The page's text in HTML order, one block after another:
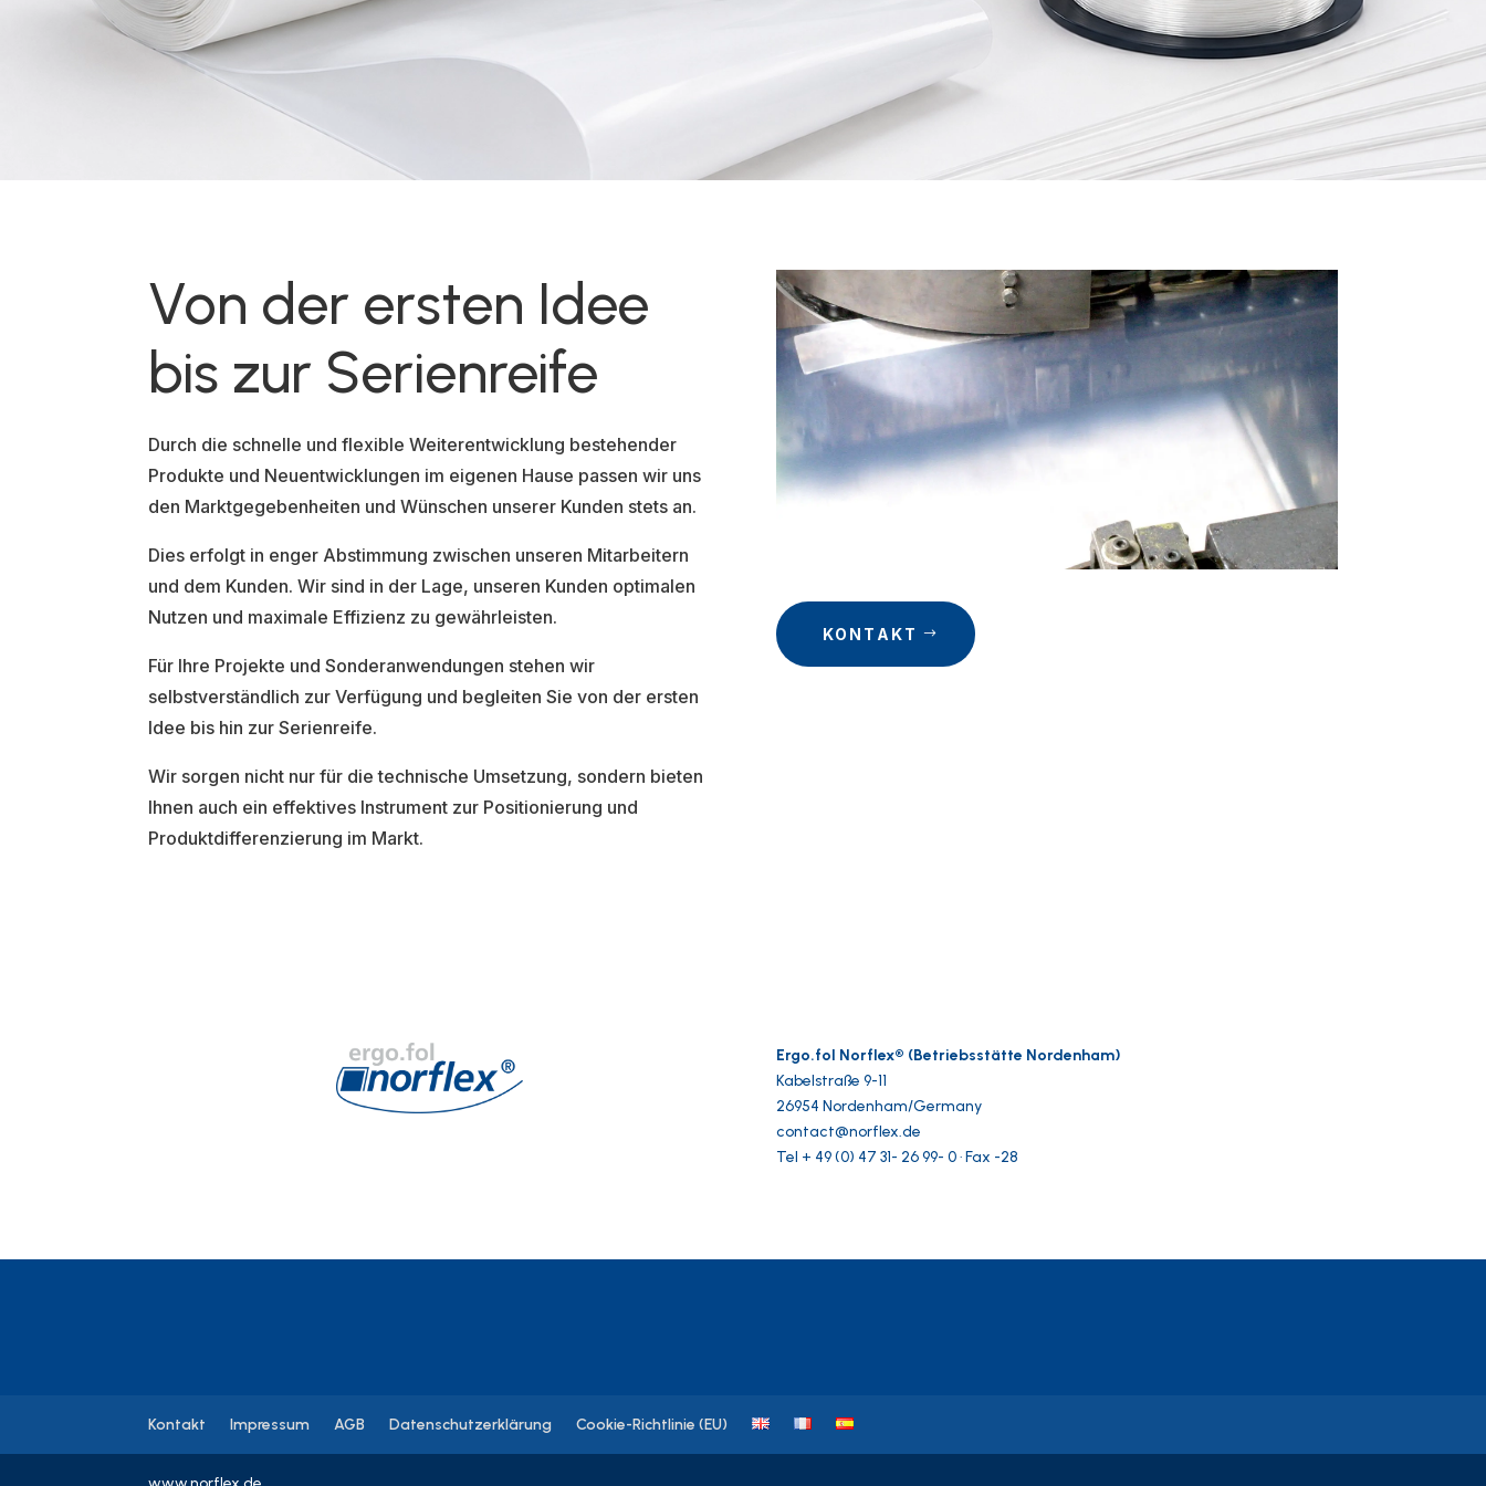
Von der ersten Idee
bis zur Serienreife
Durch die schnelle und flexible Weiterentwicklung bestehender
Produkte und Neuentwicklungen im eigenen Hause passen wir uns
den Marktgegebenheiten und Wünschen unserer Kunden stets an.
Dies erfolgt in enger Abstimmung zwischen unseren Mitarbeitern
und dem Kunden. Wir sind in der Lage, unseren Kunden optimalen
Nutzen und maximale Effizienz zu gewährleisten.
Für Ihre Projekte und Sonderanwendungen stehen wir
selbstverständlich zur Verfügung und begleiten Sie von der ersten
Idee bis hin zur Serienreife.
Wir sorgen nicht nur für die technische Umsetzung, sondern bieten
Ihnen auch ein effektives Instrument zur Positionierung und
Produktdifferenzierung im Markt.
KONTAKT
Ergo.fol Norflex® (Betriebsstätte Nordenham)
Kabelstraße 9-11
26954 Nordenham/Germany
contact@norflex.de
Tel + 49 (0) 47 31- 26 99- 0 · Fax -28
Kontakt Impressum AGB Datenschutzerklärung Cookie-Richtlinie (EU)